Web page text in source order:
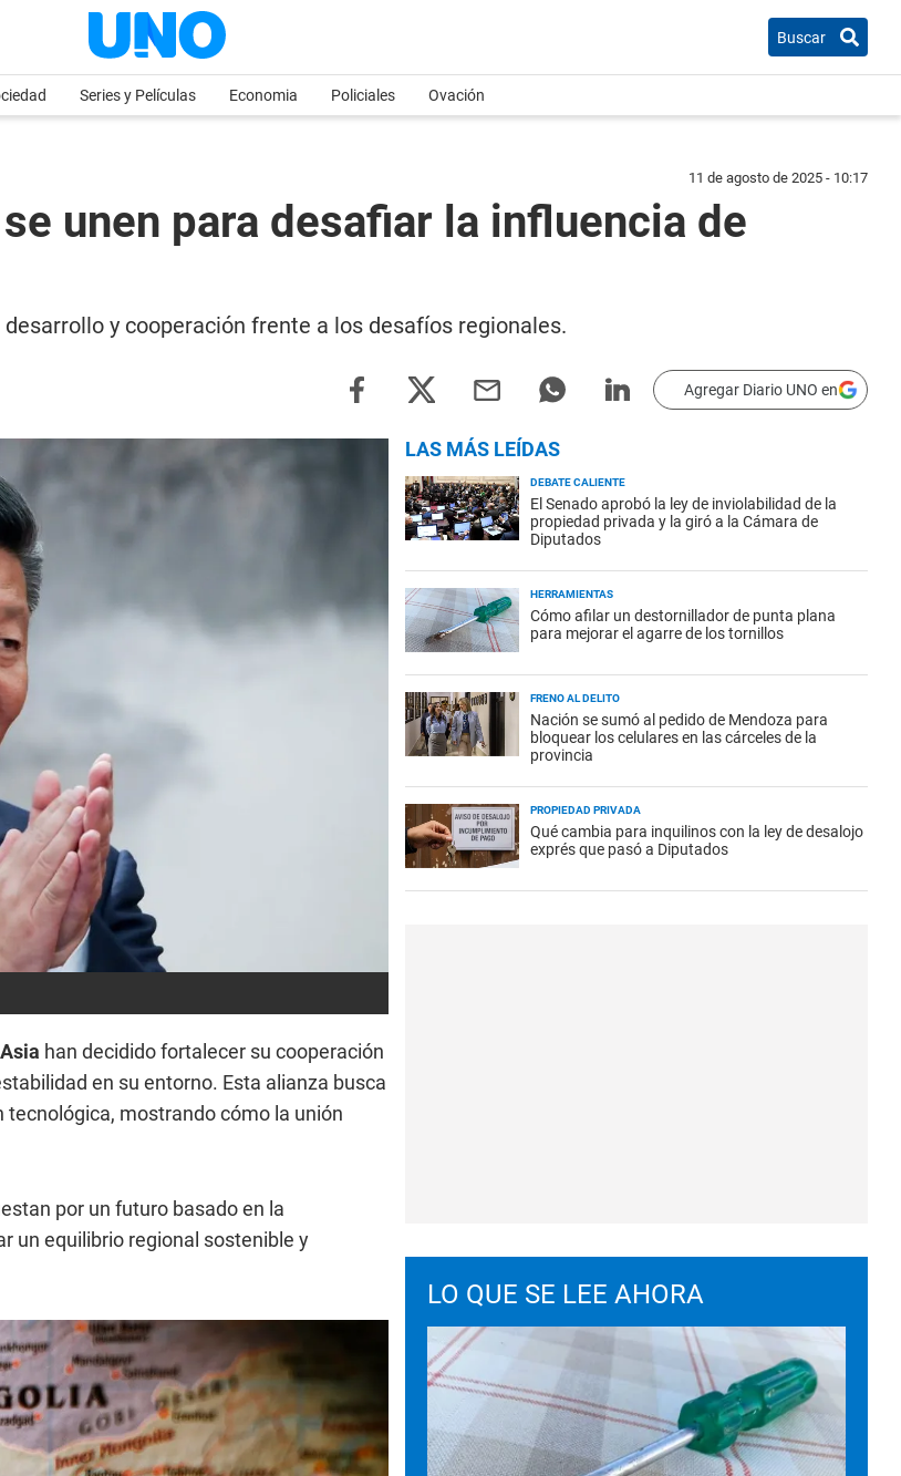
Buscar
Series y Películas Economia Policiales Ovación
11 de agosto de 2025 - 10:17
unen para desafiar la influencia de
y cooperación frente a los desafíos regionales.
Agregar Diario UNO en
Asia han decidido fortalecer su cooperación
en su entorno. Esta alianza busca
mostrando cómo la unión
por un futuro basado en la
un equilibrio regional sostenible y
LAS MÁS LEÍDAS
DEBATE CALIENTE
El Senado aprobó la ley de inviolabilidad de la
propiedad privada y la giró a la Cámara de
Diputados
HERRAMIENTAS
Cómo afilar un destornillador de punta plana
para mejorar el agarre de los tornillos
FRENO AL DELITO
Nación se sumó al pedido de Mendoza para
bloquear los celulares en las cárceles de la
provincia
PROPIEDAD PRIVADA
Qué cambia para inquilinos con la ley de desalojo
exprés que pasó a Diputados
LO QUE SE LEE AHORA